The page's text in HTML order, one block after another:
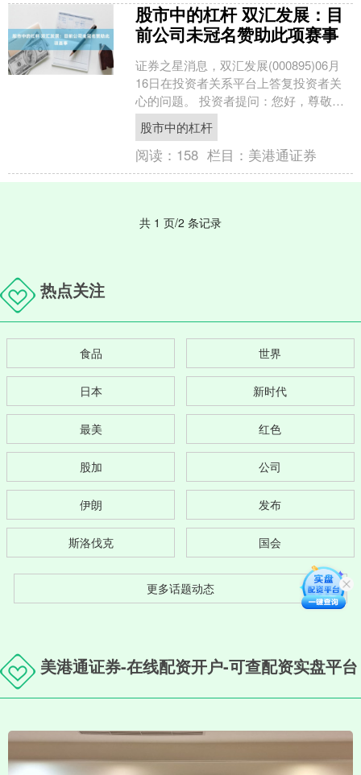
股市中的杠杆 双汇发展：目
前公司未冠名赞助此项赛事
证券之星消息，双汇发展(000895)06月
16日在投资者关系平台上答复投资者关
心的问题。 投资者提问：您好，尊敬的
董秘。河南豫超联赛提上日程，赛事由
官方主办。....
股市中的杠杆
阅读： 158 栏目： 美港通证券
共 1 页/2 条记录
热点关注
食品 世界
日本 新时代
最美 红色
股加 公司
伊朗 发布
斯洛伐克 国会
更多话题动态
美港通证券-在线配资开户-可查配资实盘平台